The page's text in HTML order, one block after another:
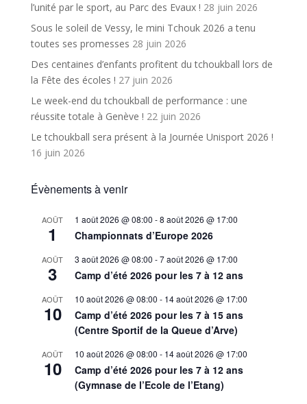
l’unité par le sport, au Parc des Evaux ! 28 juin 2026
Sous le soleil de Vessy, le mini Tchouk 2026 a tenu
toutes ses promesses 28 juin 2026
Des centaines d’enfants profitent du tchoukball lors de
la Fête des écoles ! 27 juin 2026
Le week-end du tchoukball de performance : une
réussite totale à Genève ! 22 juin 2026
Le tchoukball sera présent à la Journée Unisport 2026 !
16 juin 2026
Évènements à venir
AOÛT
1
1 août 2026 @ 08:00 -8 août 2026 @ 17:00
Championnats d’Europe 2026
AOÛT
3
3 août 2026 @ 08:00 -7 août 2026 @ 17:00
Camp d’été 2026 pour les 7 à 12 ans
AOÛT
10
10 août 2026 @ 08:00 - 14 août 2026 @ 17:00
Camp d’été 2026 pour les 7 à 15 ans
(Centre Sportif de la Queue d’Arve)
AOÛT
10
10 août 2026 @ 08:00 - 14 août 2026 @ 17:00
Camp d’été 2026 pour les 7 à 12 ans
(Gymnase de l’Ecole de l’Etang)